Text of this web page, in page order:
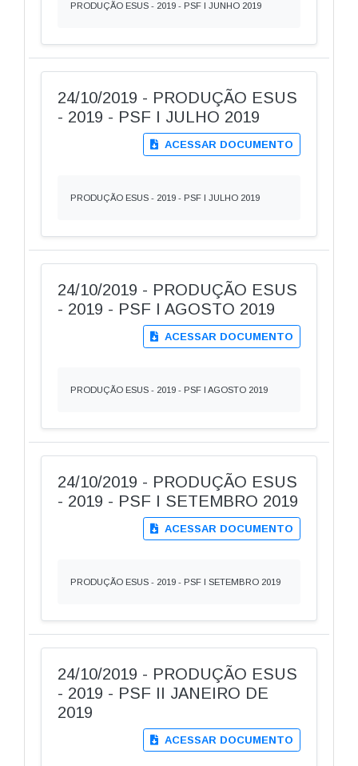
PRODUÇÃO ESUS - 2019 - PSF I JUNHO 2019
24/10/2019 - PRODUÇÃO ESUS
- 2019 - PSF I JULHO 2019
ACESSAR DOCUMENTO
PRODUÇÃO ESUS - 2019 - PSF I JULHO 2019
24/10/2019 - PRODUÇÃO ESUS
- 2019 - PSF I AGOSTO 2019
ACESSAR DOCUMENTO
PRODUÇÃO ESUS - 2019 - PSF I AGOSTO 2019
24/10/2019 - PRODUÇÃO ESUS
- 2019 - PSF I SETEMBRO 2019
ACESSAR DOCUMENTO
PRODUÇÃO ESUS - 2019 - PSF I SETEMBRO 2019
24/10/2019 - PRODUÇÃO ESUS
- 2019 - PSF II JANEIRO DE
2019
ACESSAR DOCUMENTO